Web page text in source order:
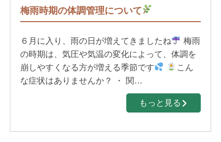
梅雨時期の体調管理について
６月に入り、雨の日が増えてきましたね
梅雨
の時期は、気圧や気温の変化によって、体調を
崩しやすくなる方が増える季節です
こん
な症状はありませんか？ ・ 関…
もっと見る